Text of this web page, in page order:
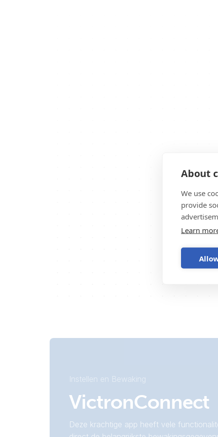
About
We use
provide
Learn
Instellen en Bewaking
VictronConnect
Deze krachtige app heeft vele